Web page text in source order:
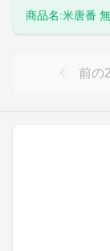
商品名:米唐番
前の